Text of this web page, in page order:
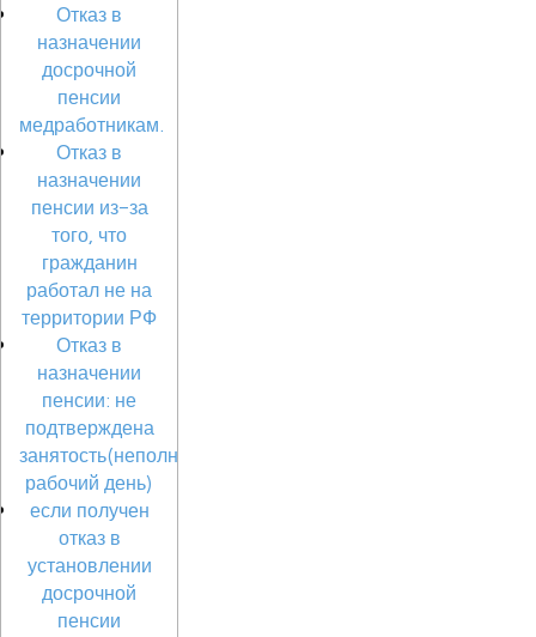
Отказ в
назначении
досрочной
пенсии
медработникам.
Отказ в
назначении
пенсии из-за
того, что
гражданин
работал не на
территории РФ
Отказ в
назначении
пенсии: не
подтверждена
занятость(неполный
рабочий день)
если получен
отказ в
установлении
досрочной
пенсии